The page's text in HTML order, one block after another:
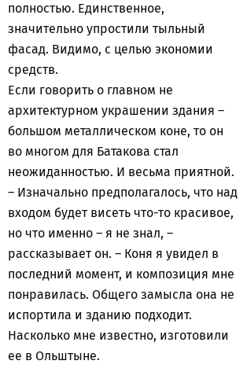
полностью. Единственное,
значительно упростили тыльный
фасад. Видимо, с целью экономии
средств.
Если говорить о главном не
архитектурном украшении здания –
большом металлическом коне, то он
во многом для Батакова стал
неожиданностью. И весьма приятной.
– Изначально предполагалось, что над
входом будет висеть что-то красивое,
но что именно – я не знал, –
рассказывает он. – Коня я увидел в
последний момент, и композиция мне
понравилась. Общего замысла она не
испортила и зданию подходит.
Насколько мне известно, изготовили
ее в Ольштыне.